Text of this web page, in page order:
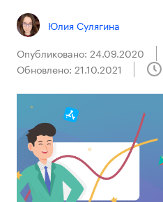
Юлия Сулягина
Опубликовано: 24.09.2020
Обновлено: 21.10.2021